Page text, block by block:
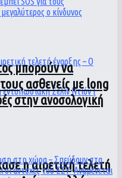
η αιρετική τελετή
μπορούν να
ασθενείς με long
στην ανοσολογική